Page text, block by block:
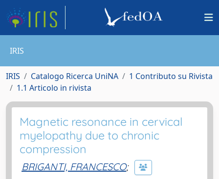
IRIS
IRIS Catalogo Ricerca UniNA
1 Contributo su Rivista
1.1 Articolo in rivista
Magnetic resonance in cervical
myelopathy due to chronic
compression
BRIGANTI, FRANCESCO;